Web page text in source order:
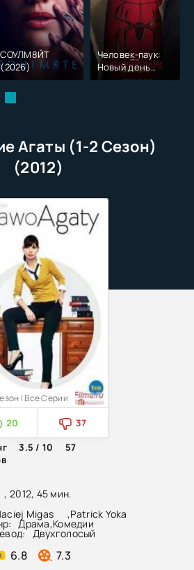
СОУЛМ8ЙТ
(2026)
Человек-паук:
Новый день
(2026)
Агаты (1-2 Сезон)
(2012)
, 2012, 45 мин.
Migas ,Patrick Yoka
Драма,Комедии
Двухголосый
6.8 7.3
| Все Серии
20
37
3.5 / 10
57